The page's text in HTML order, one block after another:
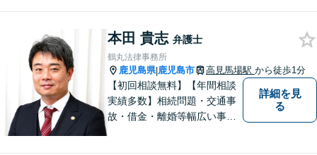
寧な対応を心がけています。
お気軽にご相談ください。
本田 貴志 弁護士
鶴丸法律事務所
鹿児島県|鹿児島市 高見馬場駅 から徒歩1分
【初回相談無料】【年間相談
実績多数】相続問題・交通事
故・借金・離婚等幅広い事件
詳細を見
る